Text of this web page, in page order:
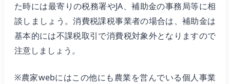
た時には最寄りの税務署やJA、補助金の事務局等に相
談しましょう。消費税課税事業者の場合は、補助金は
基本的には不課税取引で消費税対象外となりますので
注意しましょう。
※農家webにはこの他にも農業を営んでいる個人事業